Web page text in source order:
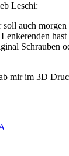
Leschi:
soll auch morgen
hast
Schrauben
mir im 3D